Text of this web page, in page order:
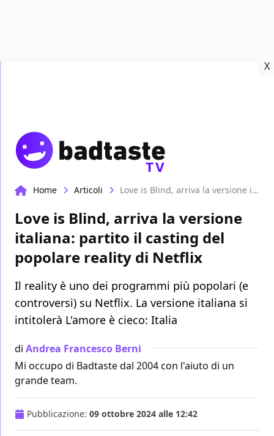
X
TV
Home Articoli Love is Blind, arriva la versione italiana: partito il casting del popolare reality di Netflix
Love is Blind, arriva la versione
italiana: partito il casting del
popolare reality di Netflix
Il reality è uno dei programmi più popolari (e
controversi) su Netflix. La versione italiana si
intitolerà L'amore è cieco: Italia
di Andrea Francesco Berni
Mi occupo di Badtaste dal 2004 con l'aiuto di un
grande team.
Pubblicazione: 09 ottobre 2024 alle 12:42